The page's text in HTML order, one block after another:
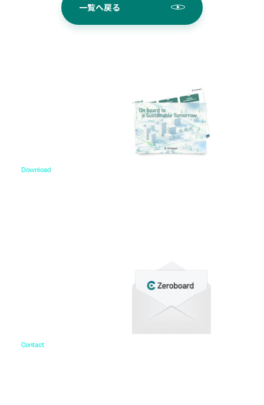
一覧へ戻る
Download
Contact